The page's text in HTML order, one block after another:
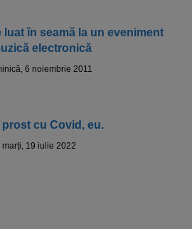
luat în seamă la un eveniment
electronică
6 noiembrie 2011
prost cu Covid, eu.
marți, 19 iulie 2022